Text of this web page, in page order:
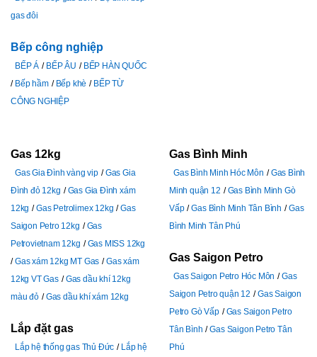
gas đôi
Bếp công nghiệp
BẾP Á BẾP ÂU
BẾP HÀN QUỐC
Bếp hầm
Bếp khè
BẾP TỪ
CÔNG NGHIỆP
Gas 12kg
Gas Gia Đình vàng vip
Gas Gia
Đình đỏ 12kg
Gas Gia Đình xám
12kg
Gas Petrolimex 12kg
Gas
Saigon Petro 12kg
Gas
Petrovietnam 12kg
Gas MISS 12kg
Gas xám 12kg MT Gas
Gas xám
12kg VT Gas
Gas dầu khí 12kg
màu đỏ
Gas dầu khí xám 12kg
Lắp đặt gas
Lắp hệ thống gas Thủ Đức
Lắp hệ
Gas Bình Minh
Gas Bình Minh Hóc Môn
Gas Bình
Minh quận 12
Gas Bình Minh Gò
Vấp
Gas Bình Minh Tân Bình
Gas
Bình Minh Tân Phú
Gas Saigon Petro
Gas Saigon Petro Hóc Môn
Gas
Saigon Petro quận 12
Gas Saigon
Petro Gò Vấp
Gas Saigon Petro
Tân Bình
Gas Saigon Petro Tân
Phú